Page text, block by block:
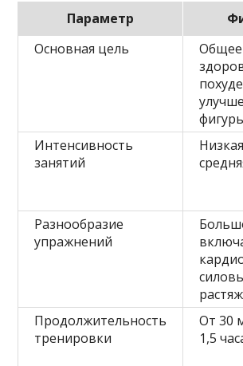
Параметр
Основная цель
Общее
Интенсивность
занятий
Разнообразие
упражнений
Продолжительность
тренировки
От 30
1,5